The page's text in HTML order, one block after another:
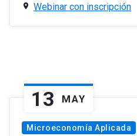
Webinar con inscripción
13 MAY
Microeconomía Aplicada